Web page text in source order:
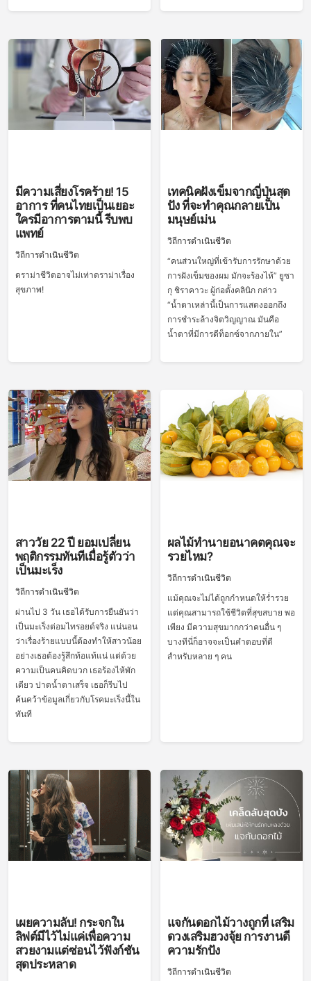
มีความเสี่ยงโรคร้าย! 15
อาการ ที่คนไทยเป็นเยอะ
ใครมีอาการตามนี้ รีบพบ
แพทย์
วิถีการดำเนินชีวิต
ดราม่าชีวิตอาจไม่เท่าดราม่าเรื่อง
สุขภาพ!
เทคนิคฝังเข็มจากญี่ปุ่นสุด
ปัง ที่จะทำคุณกลายเป็น
มนุษย์เม่น
วิถีการดำเนินชีวิต
“คนส่วนใหญ่ที่เข้ารับการรักษาด้วย
การฝังเข็มของผม มักจะร้องไห้” ยูซา
กุ ชิราคาวะ ผู้ก่อตั้งคลินิก กล่าว
“น้ำตาเหล่านี้เป็นการแสดงออกถึง
การชำระล้างจิตวิญญาณ มันคือ
น้ำตาที่มีการดีท็อกซ์จากภายใน”
สาววัย 22 ปี ยอมเปลี่ยน
พฤติกรรมทันทีเมื่อรู้ตัวว่า
เป็นมะเร็ง
วิถีการดำเนินชีวิต
ผ่านไป 3 วัน เธอได้รับการยืนยันว่า
เป็นมะเร็งต่อมไทรอยด์จริง แน่นอน
ว่าเรื่องร้ายแบบนี้ต้องทำให้สาวน้อย
อย่างเธอต้องรู้สึกท้อแท้แน่ แต่ด้วย
ความเป็นคนคิดบวก เธอร้องไห้พัก
เดียว ปาดน้ำตาเสร็จ เธอก็รีบไป
ค้นคว้าข้อมูลเกี่ยวกับโรคมะเร็งนี้ใน
ทันที
ผลไม้ทำนายอนาคตคุณจะ
รวยไหม?
วิถีการดำเนินชีวิต
แม้คุณจะไม่ได้ถูกกำหนดให้ร่ำรวย
แต่คุณสามารถใช้ชีวิตที่สุขสบาย พอ
เพียง มีความสุขมากกว่าคนอื่น ๆ
บางทีนี่ก็อาจจะเป็นคำตอบที่ดี
สำหรับหลาย ๆ คน
เผยความลับ! กระจกใน
ลิฟต์มีไว้ไม่แค่เพื่อความ
สวยงามแต่ซ่อนไว้ฟังก์ชัน
สุดประหลาด
แจกันดอกไม้วางถูกที่ เสริม
ดวงเสริมฮวงจุ้ย การงานดี
ความรักปัง
วิถีการดำเนินชีวิต